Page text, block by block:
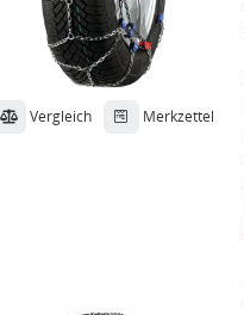
Vergleich Merkzettel